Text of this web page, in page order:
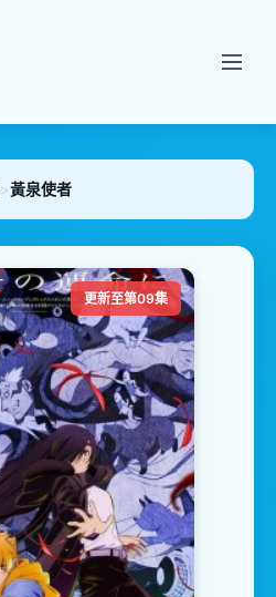
>黃泉使者
更新至第09集